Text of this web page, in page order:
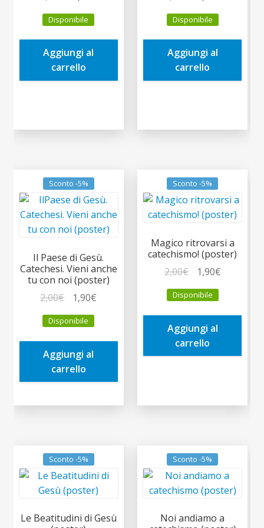
prezzo
originale
era:
2,00€.
è:
Disponibile
Aggiungi al
carrello
prezzo
originale
era:
2,00€.
è:
Disponibile
Aggiungi al
carrello
Sconto -5%
Il Paese di Gesù.
Catechesi. Vieni anche
tu con noi (poster)
2,00€
prezzo
originale
era:
2,00€.
1,90€
è:
Disponibile
Aggiungi al
carrello
Sconto -5%
Magico ritrovarsi a
catechismo! (poster)
2,00€
prezzo
originale
era:
2,00€.
1,90€Il
è:
Disponibile
Aggiungi al
carrello
Sconto -5%
Le Beatitudini di Gesù
Sconto -5%
Noi andiamo a